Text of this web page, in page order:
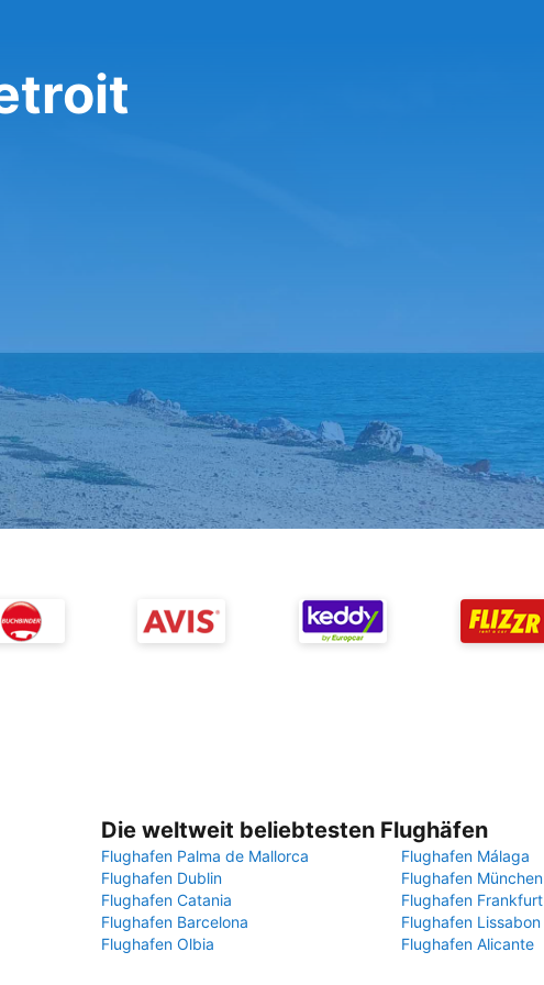
Die weltweit beliebtesten Flughäfen
Flughafen Palma de Mallorca
Flughafen Málaga
Flughafen Dublin
Flughafen München
Flughafen Catania
Flughafen Frankfurt
Flughafen Barcelona
Flughafen Lissabon
Flughafen Olbia
Flughafen Alicante